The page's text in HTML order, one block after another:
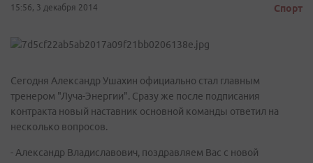
15:56, 3 декабря 2014 Спорт
Сегодня Александр Ушахин официально стал главным
тренером "Луча-Энергии". Сразу же после подписания
контракта новый наставник основной команды ответил на
несколько вопросов.
- Александр Владиславович, поздравляем Вас с новой